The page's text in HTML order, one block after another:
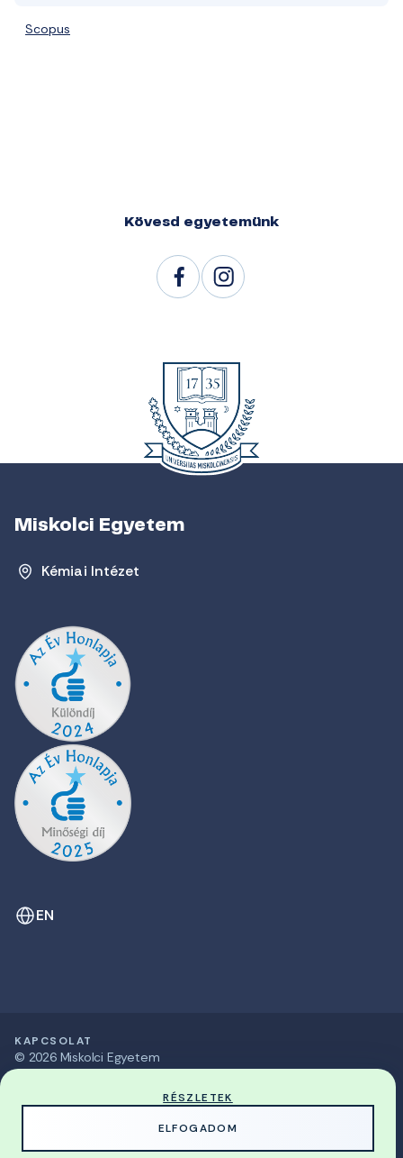
Scopus
Kövesd egyetemünk
Miskolci Egyetem
Kémiai Intézet
EN
© 2026 Miskolci Egyetem
KAPCSOLAT
RÉSZLETEK
ELFOGADOM